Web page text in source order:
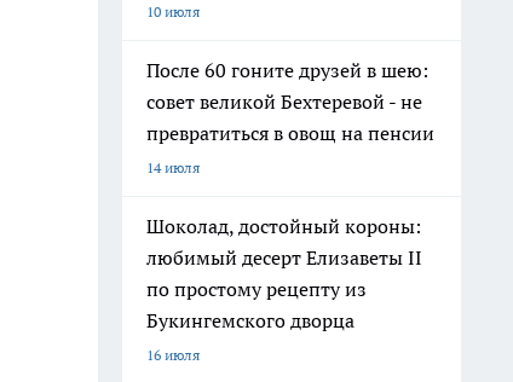
10 июля
После 60 гоните друзей в шею:
совет великой Бехтеревой - не
превратиться в овощ на пенсии
14 июля
Шоколад, достойный короны:
любимый десерт Елизаветы II
по простому рецепту из
Букингемского дворца
16 июля